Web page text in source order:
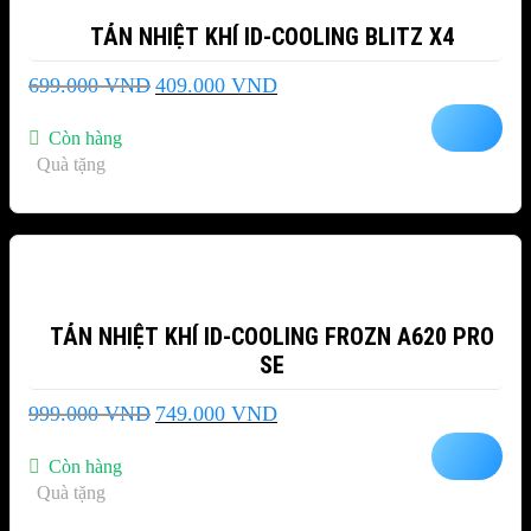
TẢN NHIỆT KHÍ ID-COOLING BLITZ X4
699.000VND Giá
409.000 VNDGiá
Còn hàng
Quà tặng
TẢN NHIỆT KHÍ ID-COOLING FROZN A620 PRO
SE
999.000VND Giá
749.000 VNDGiá
Còn hàng
Quà tặng